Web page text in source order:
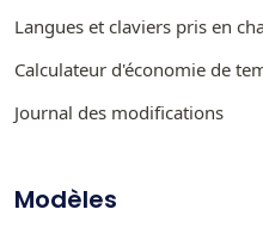
Langues et claviers pris en
Calculateur d'économie de
Journal des modifications
Modèles